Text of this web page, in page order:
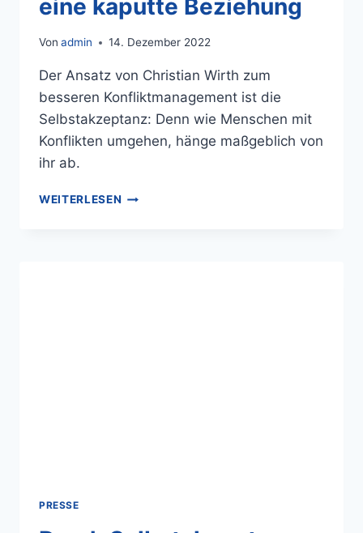
eine kaputte Beziehung
Von admin 14. Dezember 2022
Der Ansatz von Christian Wirth zum
besseren Konfliktmanagement ist die
Selbstakzeptanz: Denn wie Menschen mit
Konflikten umgehen, hänge maßgeblich von
ihr ab.
WEITERLESEN
PRESSE